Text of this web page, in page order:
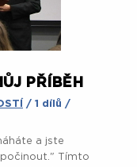
PŘÍBĚH
/ 1 dílů /
a jste
Tímto